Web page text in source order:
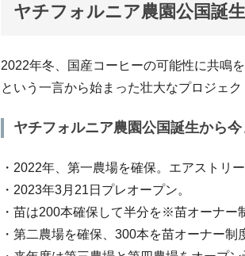
ヤチフォルニア農園公国誕
2022年冬、国産コーヒーの可能性に共鳴
という一言から始まった壮大なプロジェク
ヤチフォルニア農園公国誕生から
・2022年、第一農場を確保。エアストリ
・2023年3月21日プレオープン。
・苗は200本確保して半分を※苗オーナー
・第二農場を確保、300本を苗オーナー制